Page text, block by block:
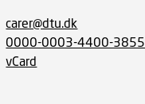
carer@dtu.dk
0000-0003-4400-3855
vCard